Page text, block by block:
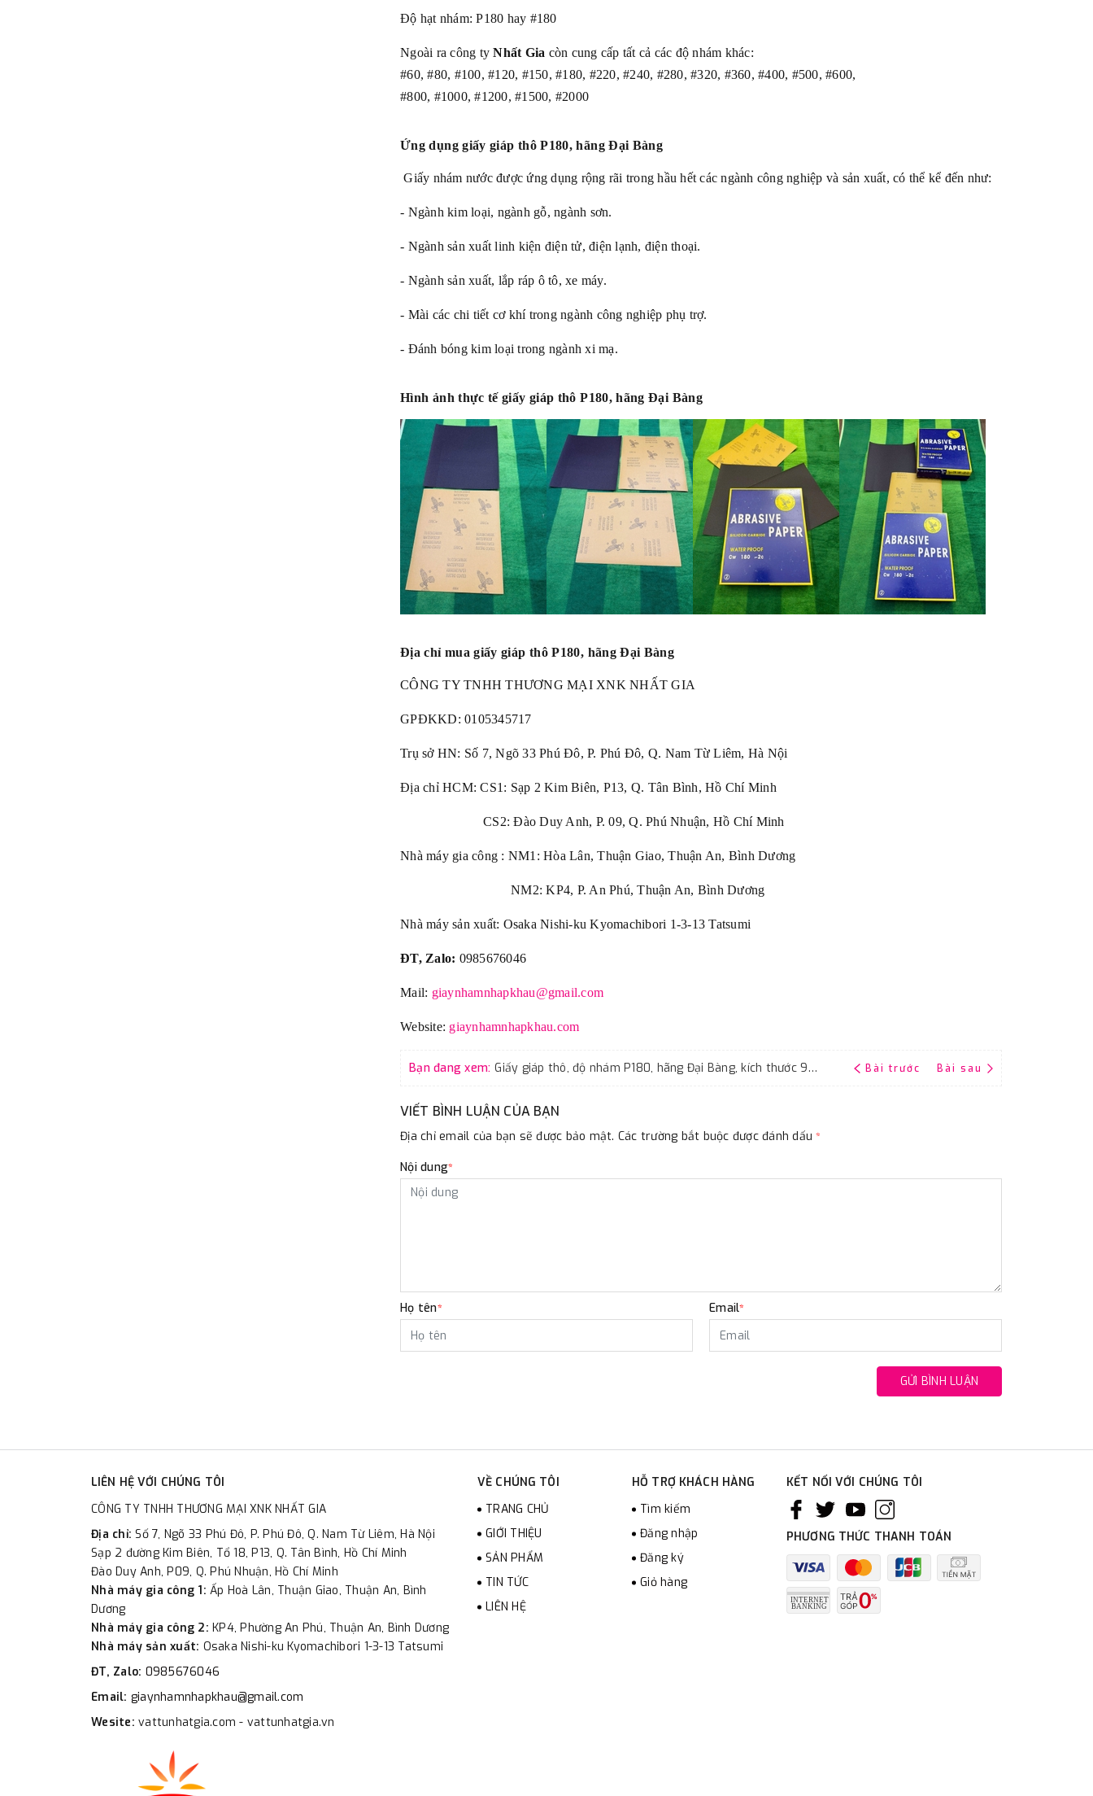
Độ hạt nhám: P180 hay #180
Ngoài ra công tyNhất Gia còn cung cấp tất cả các độ nhám khác:
#60, #80, #100, #120, #150, #180, #220, #240, #280, #320, #360, #400, #500, #600,
#800, #1000, #1200, #1500, #2000
Ứng dụnggiấy giáp thô P180, hãng Đại Bàng
Giấy nhám nước được ứng dụng rộng rãi trong hầu hết các ngành công nghiệp và sản xuất, có thể kể đến như:
- Ngành kim loại, ngành gỗ, ngành sơn.
- Ngành sản xuất linh kiện điện tử, điện lạnh, điện thoại.
- Ngành sản xuất, lắp ráp ô tô, xe máy.
- Mài các chi tiết cơ khí trong ngành công nghiệp phụ trợ.
- Đánh bóng kim loại trong ngành xi mạ.
Hình ảnh thực tếgiấy giáp thô P180, hãng Đại Bàng
Địa chỉ muagiấy giáp thô P180, hãng Đại Bàng
CÔNG TY TNHH THƯƠNG MẠI XNK NHẤT GIA
GPĐKKD: 0105345717
Trụ sở HN: Số 7, Ngõ 33 Phú Đô, P. Phú Đô, Q. Nam Từ Liêm, Hà Nội
Địa chỉ HCM: CS1: Sạp 2 Kim Biên, P13, Q. Tân Bình, Hồ Chí Minh
CS2: Đào Duy Anh, P. 09, Q. Phú Nhuận, Hồ Chí Minh
Nhà máy gia công : NM1: Hòa Lân, Thuận Giao, Thuận An, Bình Dương
NM2: KP4, P. An Phú, Thuận An, Bình Dương
Nhà máy sản xuất: Osaka Nishi-ku Kyomachibori 1-3-13 Tatsumi
ĐT, Zalo: 0985676046
Mail: giaynhamnhapkhau@gmail.com
Website: giaynhamnhapkhau.com
Bạn đang xem: Giấy giáp thô, độ nhám P180, hãng Đại Bàng, kích thước 9''x11'' (Tờ A4) Bài trước Bài sau
VIẾT BÌNH LUẬN CỦA BẠN
Địa chỉ email của bạn sẽ được bảo mật. Các trường bắt buộc được đánh dấu*
Nội dung*
Họ tên* Email*
GỬI BÌNH LUẬN
LIÊN HỆ VỚI CHÚNG TÔI
CÔNG TY TNHH THƯƠNG MẠI XNK NHẤT GIA
Địa chỉ:Số 7, Ngõ 33 Phú Đô, P. Phú Đô, Q. Nam Từ Liêm, Hà Nội
Sạp 2 đường Kim Biên, Tổ 18, P13, Q. Tân Bình, Hồ Chí Minh
Đào Duy Anh, P09, Q. Phú Nhuận, Hồ Chí Minh
Nhà máy gia công 1: Ấp Hoà Lân, Thuận Giao, Thuận An, Bình
Dương
Nhà máy gia công 2: KP4, Phường An Phú, Thuận An, Bình Dương
Nhà máy sản xuất: Osaka Nishi-ku Kyomachibori 1-3-13 Tatsumi
ĐT, Zalo: 0985676046
Email: giaynhamnhapkhau@gmail.com
Wesite: vattunhatgia.com - vattunhatgia.vn
VỀ CHÚNG TÔI
TRANG CHỦ
GIỚI THIỆU
SẢN PHẨM
TIN TỨC
LIÊN HỆ
HỖ TRỢ KHÁCH HÀNG
Tìm kiếm
Đăng nhập
Đăng ký
Giỏ hàng
KẾT NỐI VỚI CHÚNG TÔI
PHƯƠNG THỨC THANH TOÁN